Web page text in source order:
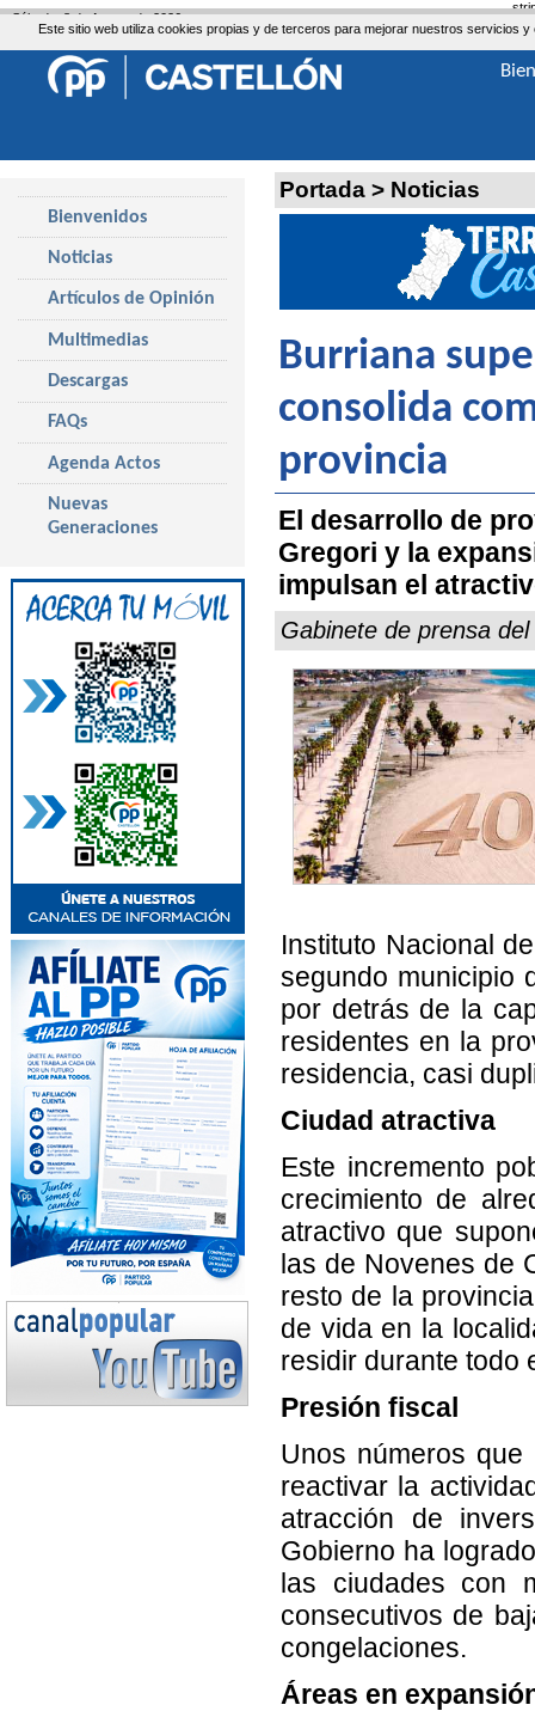
Este sitio web utiliza cookies propias y de terceros para mejorar nuestros servicios
Portada > Noticias
Burriana
consolida
provincia
El desarrollo de
Gregori y la
impulsan el
Gabinete de prensa
Instituto Nacional
segundo municipio
por detrás de la
residentes en la
residencia, casi
Ciudad atractiva
Este incremento
crecimiento de
atractivo que
las de Novenes de
resto de la
de vida en la
residir durante todo
Presión fiscal
Unos números
reactivar la
atracción de
Gobierno ha
las ciudades con
consecutivos de
congelaciones.
Áreas en
Bienvenidos
Noticias
Artículos de Opinión
Multimedias
Descargas
FAQs
Agenda Actos
Nuevas
Generaciones
Sábado, 8 de Agosto de 2026